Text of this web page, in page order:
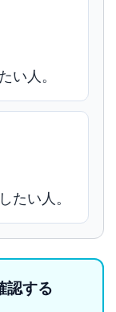
い人。
たい人。
認する